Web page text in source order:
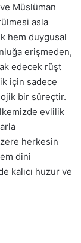
Müslüman
asla
hem duygusal
erişmeden,
edecek rüşt
için sadece
bir süreçtir.
evlilik
herkesin
dini
kalıcı huzur ve